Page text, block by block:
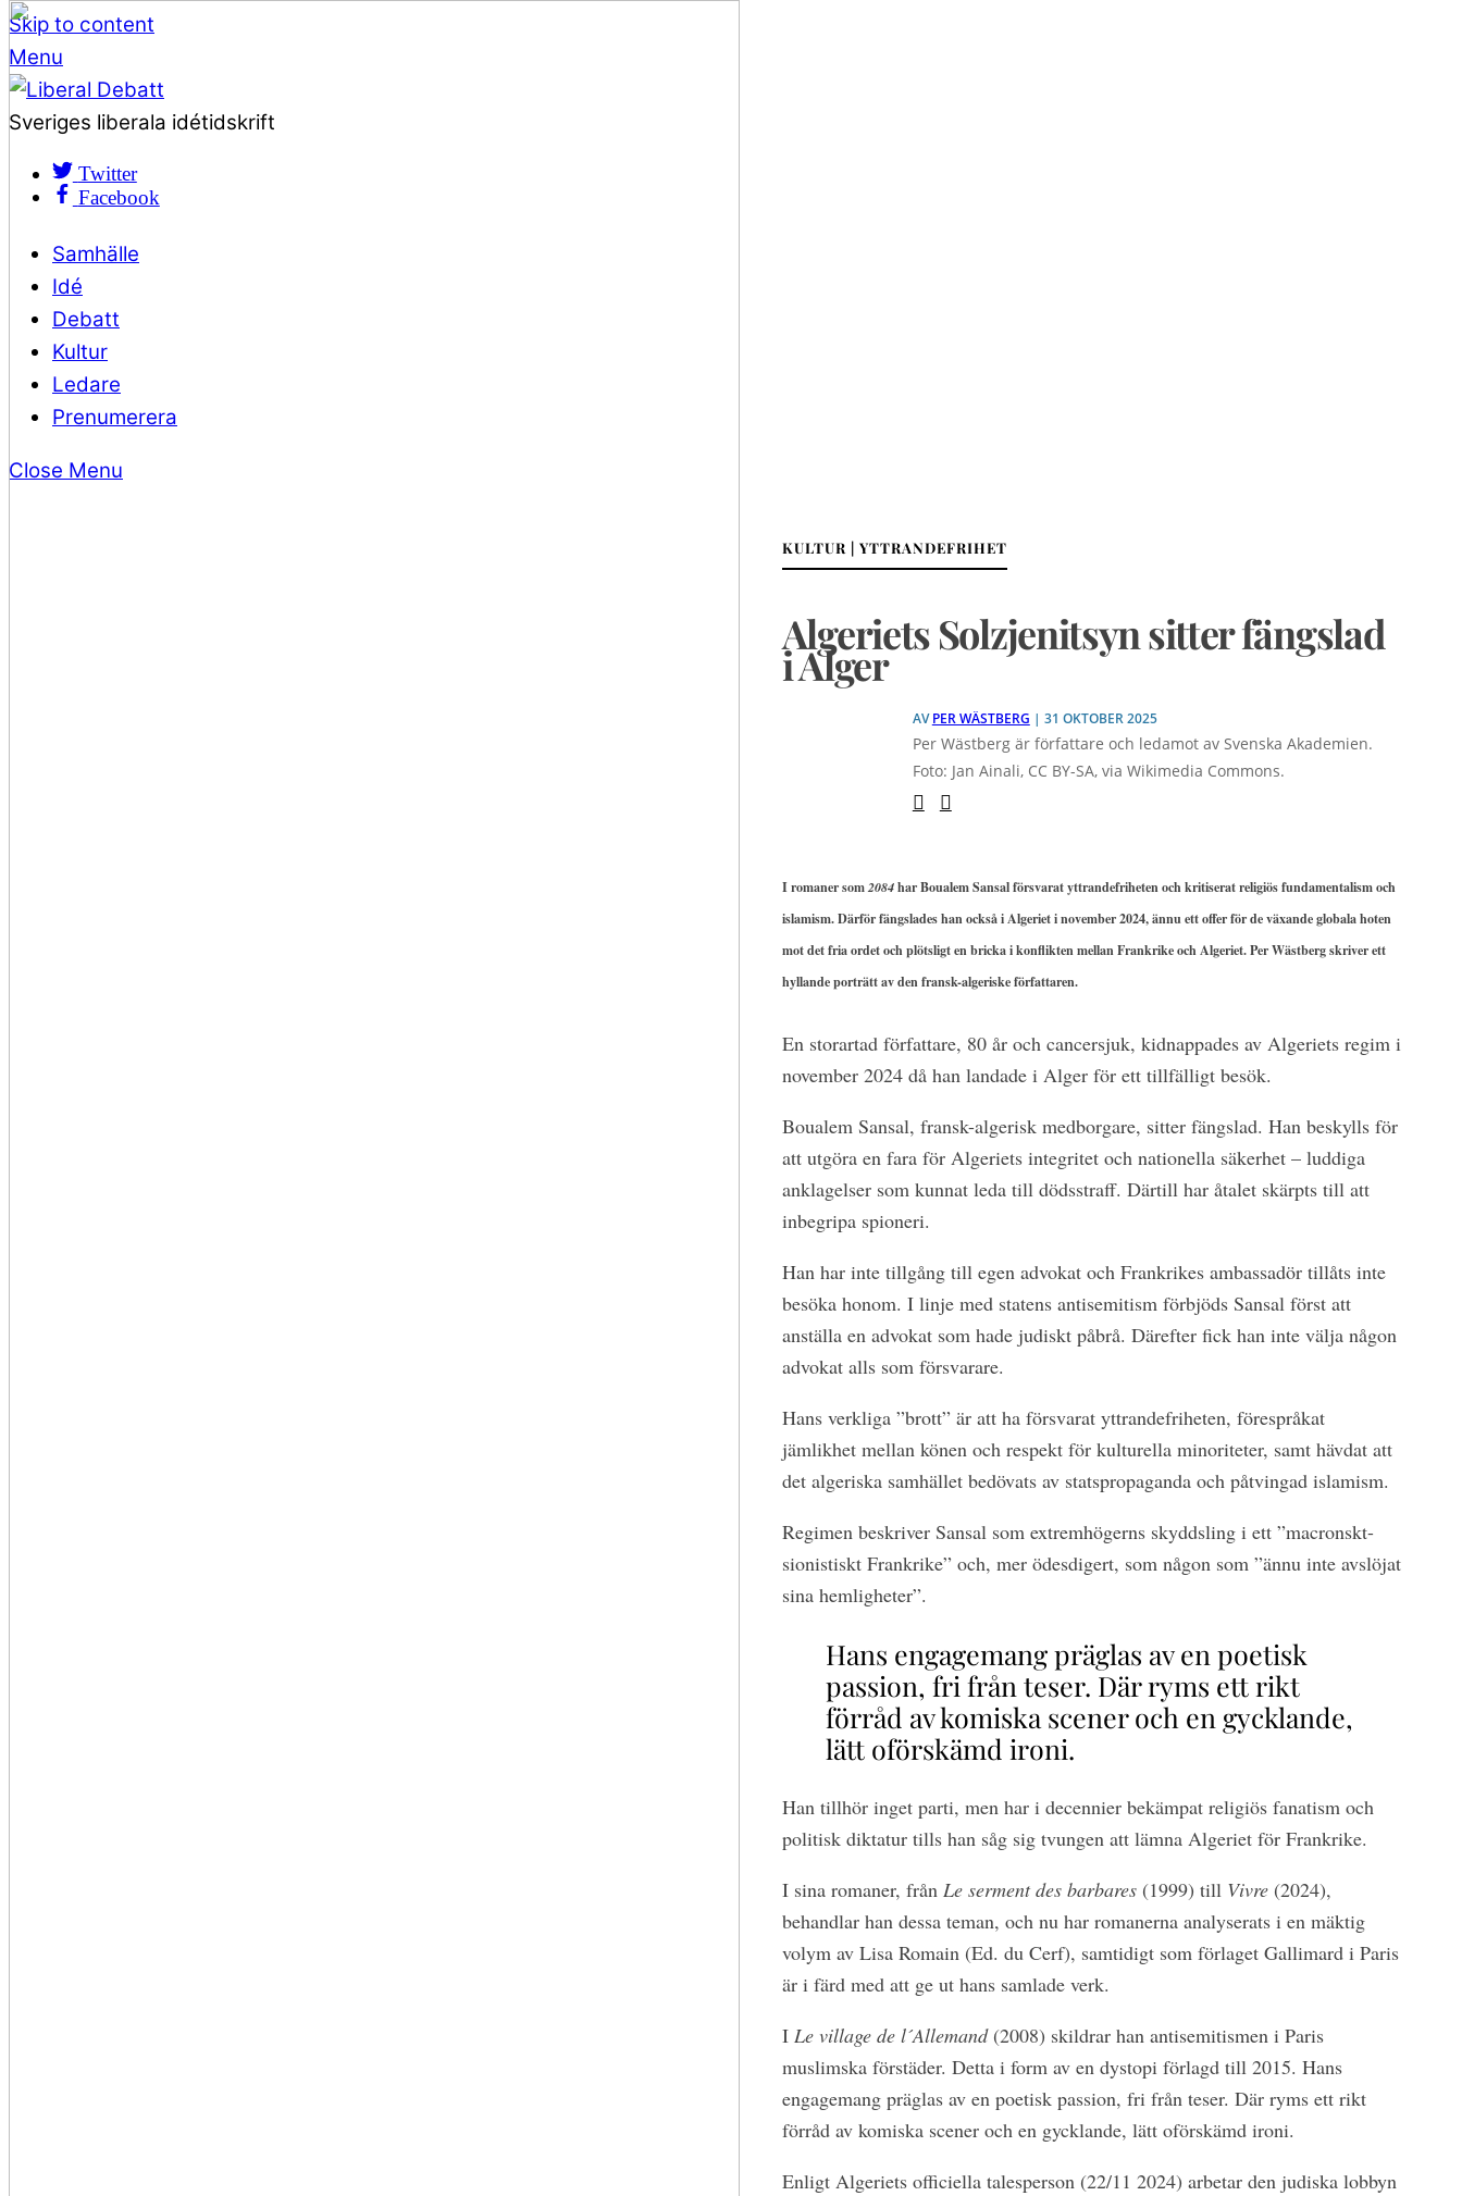
Skip to content
Menu
Sveriges liberala idétidskrift
Twitter
Facebook
Samhälle
Idé
Debatt
Kultur
Ledare
Prenumerera
Close Menu
KULTUR | YTTRANDEFRIHET
Algeriets Solzjenitsyn sitter fängslad
i Alger
AVPER WÄSTBERG | 31 OKTOBER 2025
Per Wästberg är författare och ledamot av Svenska Akademien.
Foto: Jan Ainali, CC BY-SA, via Wikimedia Commons.
I romaner som2084har Boualem Sansal försvarat yttrandefriheten och kritiserat religiös fundamentalism och
islamism. Därför fängslades han också i Algeriet i november 2024, ännu ett offer för de växande globala hoten
mot det fria ordet och plötsligt en bricka i konflikten mellan Frankrike och Algeriet. Per Wästberg skriver ett
hyllande porträtt av den fransk-algeriske författaren.
En storartad författare, 80 år och cancersjuk, kidnappades av Algeriets regim i
november 2024 då han landade i Alger för ett tillfälligt besök.
Boualem Sansal, fransk-algerisk medborgare, sitter fängslad. Han beskylls för
att utgöra en fara för Algeriets integritet och nationella säkerhet – luddiga
anklagelser som kunnat leda till dödsstraff. Därtill har åtalet skärpts till att
inbegripa spioneri.
Han har inte tillgång till egen advokat och Frankrikes ambassadör tillåts inte
besöka honom. I linje med statens antisemitism förbjöds Sansal först att
anställa en advokat som hade judiskt påbrå. Därefter fick han inte välja någon
advokat alls som försvarare.
Hans verkliga ”brott” är att ha försvarat yttrandefriheten, förespråkat
jämlikhet mellan könen och respekt för kulturella minoriteter, samt hävdat att
det algeriska samhället bedövats av statspropaganda och påtvingad islamism.
Regimen beskriver Sansal som extremhögerns skyddsling i ett ”macronskt-
sionistiskt Frankrike” och, mer ödesdigert, som någon som ”ännu inte avslöjat
sina hemligheter”.
Hans engagemang präglas av en poetisk
passion, fri från teser. Där ryms ett rikt
förråd av komiska scener och en gycklande,
lätt oförskämd ironi.
Han tillhör inget parti, men har i decennier bekämpat religiös fanatism och
politisk diktatur tills han såg sig tvungen att lämna Algeriet för Frankrike.
I sina romaner, från Le serment des barbares(1999) till Vivre(2024),
behandlar han dessa teman, och nu har romanerna analyserats i en mäktig
volym av Lisa Romain (Ed. du Cerf), samtidigt som förlaget Gallimard i Paris
är i färd med att ge ut hans samlade verk.
I Le village de l´Allemand(2008) skildrar han antisemitismen i Paris
muslimska förstäder. Detta i form av en dystopi förlagd till 2015. Hans
engagemang präglas av en poetisk passion, fri från teser. Där ryms ett rikt
förråd av komiska scener och en gycklande, lätt oförskämd ironi.
Enligt Algeriets officiella talesperson (22/11 2024) arbetar den judiska lobbyn